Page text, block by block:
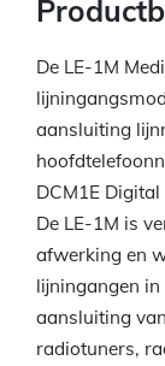
De LE-1M
aansluiting
DCM1E
De LE-1M is
afwerking en
lijningangen in
aansluiting
radiotuners,